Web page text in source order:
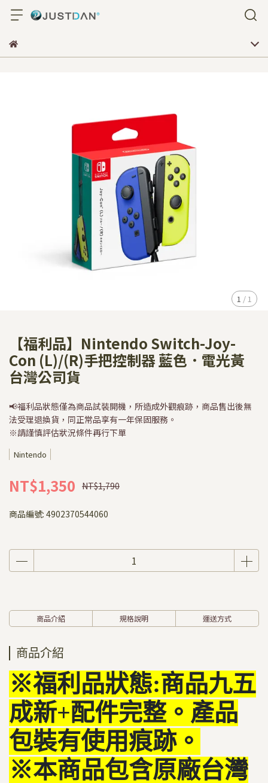
1 / 1
【福利品】Nintendo Switch-Joy-
Con (L)/(R)手把控制器 藍色．電光黃
台灣公司貨
📢福利品狀態僅為商品試裝開機，所造成外觀痕跡，商品售出後無
法受理退換貨，同正常品享有一年保固服務。
※請謹慎評估狀況條件再行下單
Nintendo
NT$1,350 NT$1,790
商品編號: 4902370544060
商品介紹 規格說明 運送方式
商品介紹
※福利品狀態:商品九五
成新+配件完整。產品
包裝有使用痕跡。
※本商品包含原廠台灣